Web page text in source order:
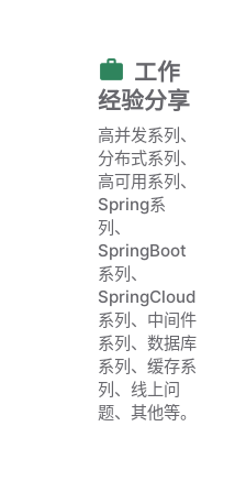
工作
经验分享
高并发系列、
分布式系列、
高可用系列、
Spring系
列、
SpringBoot
系列、
SpringCloud
系列、中间件
系列、数据库
系列、缓存系
列、线上问
题、其他等。